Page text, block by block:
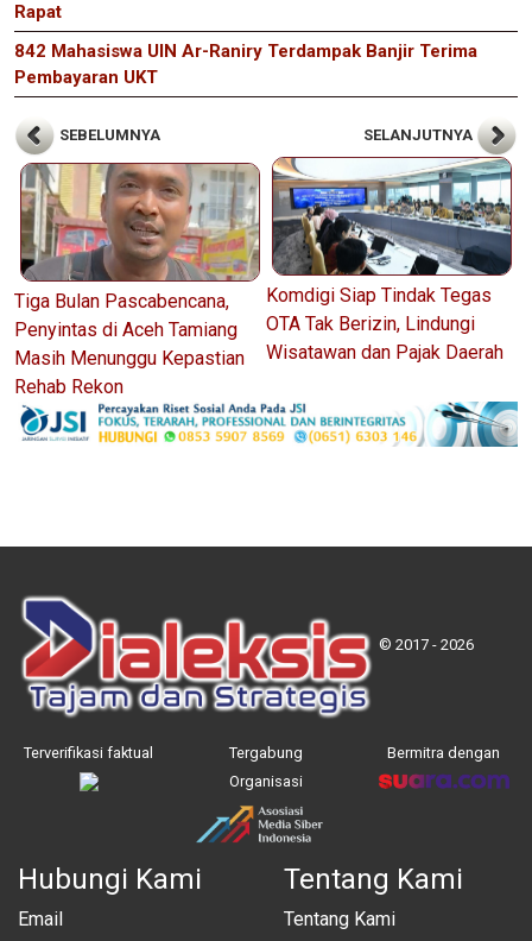
Rapat
842 Mahasiswa UIN Ar-Raniry Terdampak Banjir Terima
Pembayaran UKT
SEBELUMNYA
Tiga Bulan Pascabencana,
Penyintas di Aceh Tamiang
Masih Menunggu Kepastian
Rehab Rekon
SELANJUTNYA
Komdigi Siap Tindak Tegas
OTA Tak Berizin, Lindungi
Wisatawan dan Pajak Daerah
© 2017 - 2026
Terverifikasi faktual
Tergabung
Organisasi
Bermitra dengan
Hubungi Kami
Email
Tentang Kami
Tentang Kami